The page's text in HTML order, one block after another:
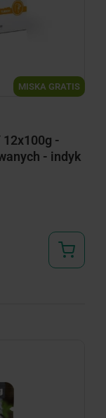
MISKA GRATIS
12x100g -
- indyk